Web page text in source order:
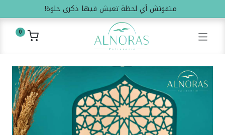
متفوتش أي لحظة تعيش فيها ذكرى حلوة!
0